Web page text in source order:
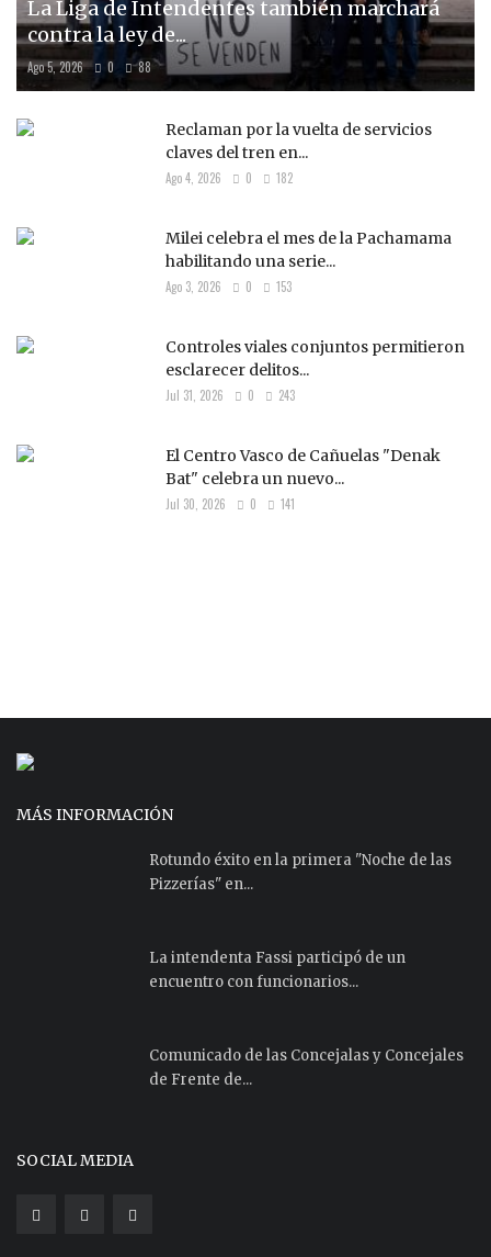
La Liga de Intendentes también marchará
contra la ley de...
Ago 5, 2026 0 88
Reclaman por la vuelta de servicios
claves del tren en...
Ago 4, 2026 0 182
Milei celebra el mes de la Pachamama
habilitando una serie...
Ago 3, 2026 0 153
Controles viales conjuntos permitieron
esclarecer delitos...
Jul 31, 2026 0 243
El Centro Vasco de Cañuelas "Denak
Bat" celebra un nuevo...
Jul 30, 2026 0 141
MÁS INFORMACIÓN
Rotundo éxito en la primera "Noche de las
Pizzerías" en...
La intendenta Fassi participó de un
encuentro con funcionarios...
Comunicado de las Concejalas y Concejales
de Frente de...
SOCIAL MEDIA